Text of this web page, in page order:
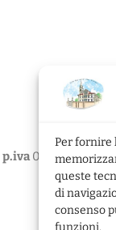
Per fornire
queste
di
consenso
funzioni.
p.iva01349950939